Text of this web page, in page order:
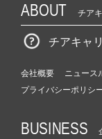
ABOUT チア
チアキャ
会社概要 ニュース
プライバシーポリシ
BUSINESS